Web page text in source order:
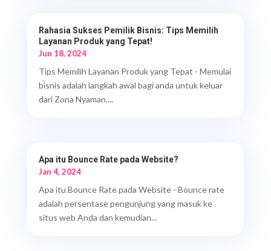
Rahasia Sukses Pemilik Bisnis: Tips Memilih
Layanan Produk yang Tepat!
Jun 18, 2024
Tips Memilih Layanan Produk yang Tepat - Memulai
bisnis adalah langkah awal bagi anda untuk keluar
dari Zona Nyaman....
Apa itu Bounce Rate pada Website?
Jan 4, 2024
Apa itu Bounce Rate pada Website - Bounce rate
adalah persentase pengunjung yang masuk ke
situs web Anda dan kemudian...